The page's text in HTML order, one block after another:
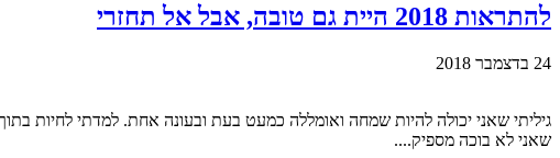
להתראות 2018 היית גם טובה, אבל אל תחזרי
24 בדצמבר 2018
גיליתי שאני יכולה להיות שמחה ואומללה כמעט בעת ובעונה אחת. למדתי לחיות
שאני לא בוכה מספיק....